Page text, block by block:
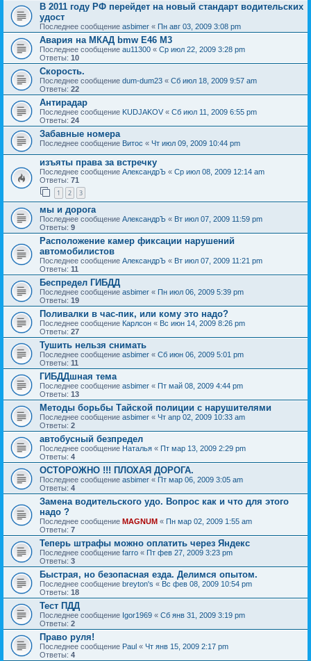
В 2011 году РФ перейдет на новый стандарт водительских
удост
Последнее сообщение asbimer « Пн авг 03, 2009 3:08 pm
Авария на МКАД bmw E46 M3
Последнее сообщение au11300 « Ср июл 22, 2009 3:28 pm
Ответы: 10
Скорость.
Последнее сообщение dum-dum23 « Сб июл 18, 2009 9:57 am
Ответы: 22
Антирадар
Последнее сообщение KUDJAKOV « Сб июл 11, 2009 6:55 pm
Ответы: 24
Забавные номера
Последнее сообщение Витос « Чт июл 09, 2009 10:44 pm
изъяты права за встречку
Последнее сообщение АлександрЪ « Ср июл 08, 2009 12:14 am
Ответы: 71
1 2 3
мы и дорога
Последнее сообщение АлександрЪ « Вт июл 07, 2009 11:59 pm
Ответы: 9
Расположение камер фиксации нарушений
автомобилистов
Последнее сообщение АлександрЪ « Вт июл 07, 2009 11:21 pm
Ответы: 11
Беспредел ГИБДД
Последнее сообщение asbimer « Пн июл 06, 2009 5:39 pm
Ответы: 19
Поливалки в час-пик, или кому это надо?
Последнее сообщение Карлсон « Вс июн 14, 2009 8:26 pm
Ответы: 27
Тушить нельзя снимать
Последнее сообщение asbimer « Сб июн 06, 2009 5:01 pm
Ответы: 11
ГИБДДшная тема
Последнее сообщение asbimer « Пт май 08, 2009 4:44 pm
Ответы: 13
Методы борьбы Тайской полиции с нарушителями
Последнее сообщение asbimer « Чт апр 02, 2009 10:33 am
Ответы: 2
автобусный безпредел
Последнее сообщение Наталья « Пт мар 13, 2009 2:29 pm
Ответы: 4
ОСТОРОЖНО !!! ПЛОХАЯ ДОРОГА.
Последнее сообщение asbimer « Пт мар 06, 2009 3:05 am
Ответы: 4
Замена водительского удо. Вопрос как и что для этого
надо ?
Последнее сообщение MAGNUM « Пн мар 02, 2009 1:55 am
Ответы: 7
Теперь штрафы можно оплатить через Яндекс
Последнее сообщение farro « Пт фев 27, 2009 3:23 pm
Ответы: 3
Быстрая, но безопасная езда. Делимся опытом.
Последнее сообщение breyton's « Вс фев 08, 2009 10:54 pm
Ответы: 18
Тест ПДД
Последнее сообщение Igor1969 « Сб янв 31, 2009 3:19 pm
Ответы: 2
Право руля!
Последнее сообщение Paul « Чт янв 15, 2009 2:17 pm
Ответы: 4